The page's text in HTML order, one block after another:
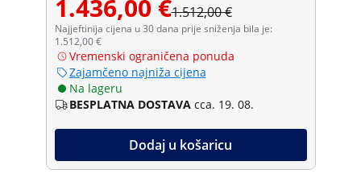
1.436,00 €1.512,00 €
Najjeftinija cijena u 30 dana prije sniženja bila je:
1.512,00 €
Vremenski ograničena ponuda
Zajamčeno najniža cijena
Na lageru
BESPLATNA DOSTAVA cca. 19. 08.
Dodaj u košaricu